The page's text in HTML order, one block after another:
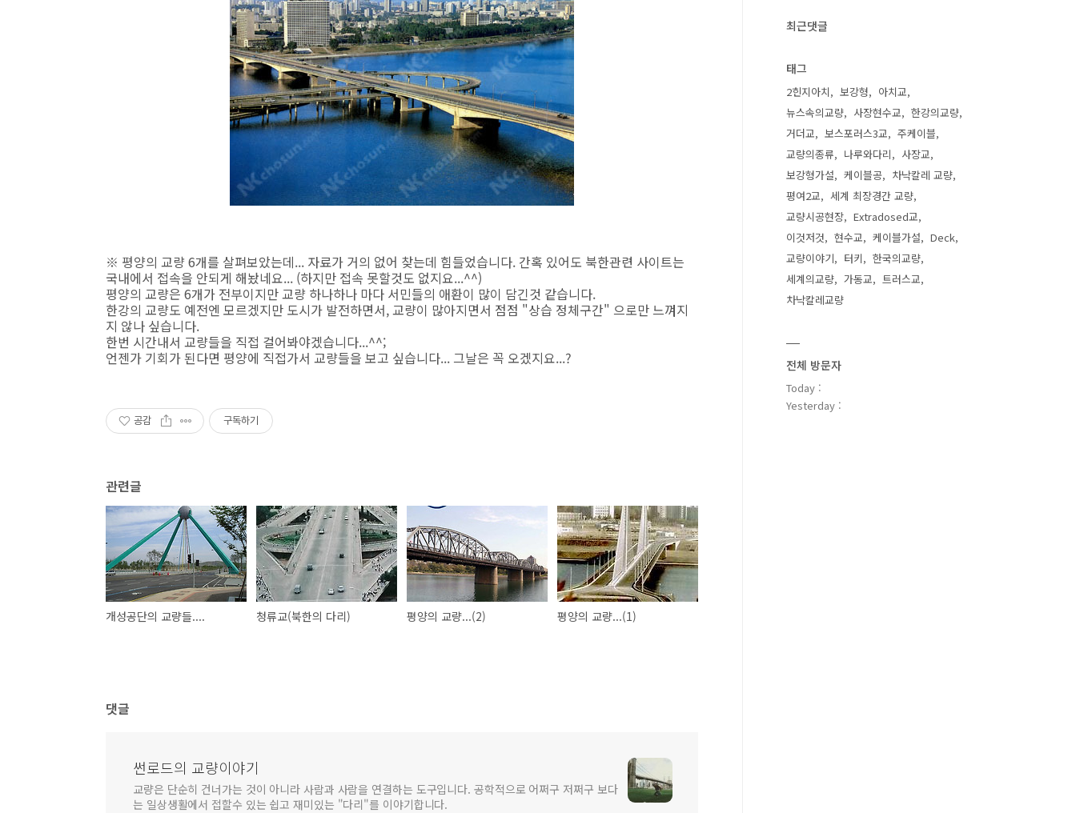
※ 평양의 교량 6개를 살펴보았는데... 자료가 거의 없어 찾는데 힘들었습니다. 간혹 있어도 북한관련 사이트는
국내에서 접속을 안되게 해놨네요... (하지만 접속 못할것도 없지요...^^)
평양의 교량은 6개가 전부이지만 교량 하나하나 마다 서민들의 애환이 많이 담긴것 같습니다.
한강의 교량도 예전엔 모르겠지만 도시가 발전하면서, 교량이 많아지면서 점점 "상습 정체구간" 으로만 느껴지
지 않나 싶습니다.
한번 시간내서 교량들을 직접 걸어봐야겠습니다...^^;
언젠가 기회가 된다면 평양에 직접가서 교량들을 보고 싶습니다... 그날은 꼭 오겠지요...?
공감 구독하기
관련글
개성공단의 교량들.... 청류교(북한의 다리) 평양의 교량...(2) 평양의 교량...(1)
댓글
썬로드의 교량이야기
교량은 단순히 건너가는 것이 아니라 사람과 사람을 연결하는 도구입니다. 공학적으로 어쩌구 저쩌구 보다
는 일상생활에서 접할수 있는 쉽고 재미있는 "다리"를 이야기합니다.
최근댓글
태그
2힌지아치 보강형
아치교
뉴스속의교량
사장현수교
한강의교량
거더교
보스포러스3교
주케이블
교량의종류
나루와다리
사장교
보강형가설
케이블공
차낙칼레 교량
평여2교
세계 최장경간 교량
교량시공현장
Extradosed교
이것저것
현수교 케이블가설
Deck
교량이야기
터키
한국의교량
세계의교량
가동교
트러스교
차낙칼레교량
전체 방문자
Today :
Yesterday :